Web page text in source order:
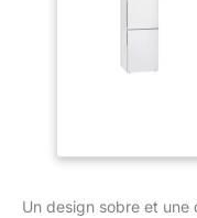
Un design sobre et